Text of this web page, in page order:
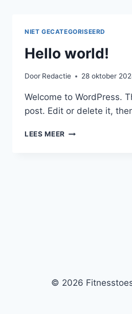
NIET GECATEGORISEERD
Hello world!
Door Redactie 28 oktober
Welcome to WordPress.
post. Edit or delete it,
LEES MEER HELLO
© 2026